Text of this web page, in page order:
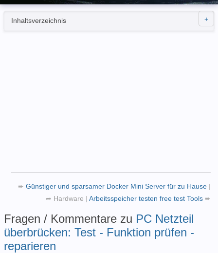
Inhaltsverzeichnis
➨ Günstiger und sparsamer Docker Mini Server für zu Hause |
➦ Hardware | Arbeitsspeicher testen free test Tools ➨
Fragen / Kommentare zu PC Netzteil
überbrücken: Test - Funktion prüfen -
reparieren